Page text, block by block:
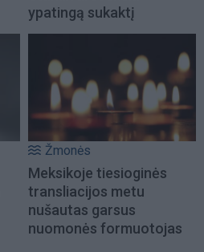
ypatingą sukaktį
Žmonės
Meksikoje tiesioginės
transliacijos metu
nušautas garsus
nuomonės formuotojas